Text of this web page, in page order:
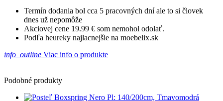
Termín dodania bol cca 5 pracovných dní ale to si človek
dnes už nepomôže
Akciovej cene 19.99 € som nemohol odolať.
Podľa heureky najlacnejšie na moebelix.sk
info_outline Viac info o produkte
Podobné produkty